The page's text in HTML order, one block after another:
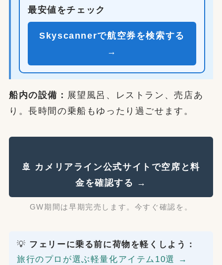
最安値をチェック
Skyscannerで航空券を検索する
→
船内の設備： 展望風呂、レストラン、売店あ
り。長時間の乗船もゆったり過ごせます。
🚢 カメリアライン公式サイトで空席と料
金を確認する →
GW期間は早期完売します。今すぐ確認を。
💡 フェリーに乗る前に荷物を軽くしよう：
旅行のプロが選ぶ軽量化アイテム10選 →